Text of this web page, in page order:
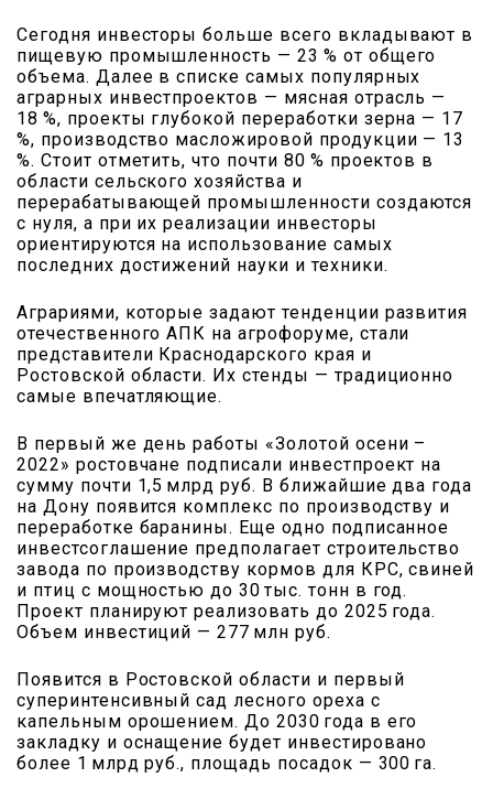
Сегодня инвесторы больше всего вкладывают в
пищевую промышленность — 23 % от общего
объема. Далее в списке самых популярных
аграрных инвестпроектов — мясная отрасль —
18 %, проекты глубокой переработки зерна — 17
%, производство масложировой продукции — 13
%. Стоит отметить, что почти 80 % проектов в
области сельского хозяйства и
перерабатывающей промышленности создаются
с нуля, а при их реализации инвесторы
ориентируются на использование самых
последних достижений науки и техники.
Аграриями, которые задают тенденции развития
отечественного АПК на агрофоруме, стали
представители Краснодарского края и
Ростовской области. Их стенды — традиционно
самые впечатляющие.
В первый же день работы «Золотой осени –
2022» ростовчане подписали инвестпроект на
сумму почти 1,5 млрд руб. В ближайшие два года
на Дону появится комплекс по производству и
переработке баранины. Еще одно подписанное
инвестсоглашение предполагает строительство
завода по производству кормов для КРС, свиней
и птиц с мощностью до 30 тыс. тонн в год.
Проект планируют реализовать до 2025 года.
Объем инвестиций — 277 млн руб.
Появится в Ростовской области и первый
суперинтенсивный сад лесного ореха с
капельным орошением. До 2030 года в его
закладку и оснащение будет инвестировано
более 1 млрд руб., площадь посадок — 300 га.